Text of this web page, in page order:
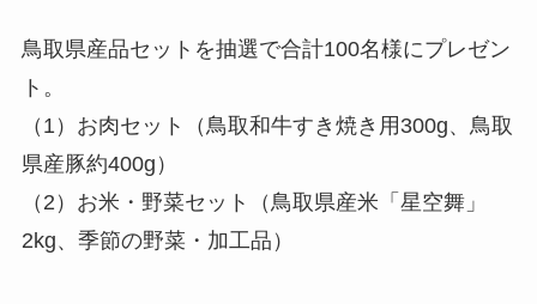
鳥取県産品セットを抽選で合計100名様にプレゼン
ト。
（1）お肉セット（鳥取和牛すき焼き用300g、鳥取
県産豚約400g）
（2）お米・野菜セット（鳥取県産米「星空舞」
2kg、季節の野菜・加工品）